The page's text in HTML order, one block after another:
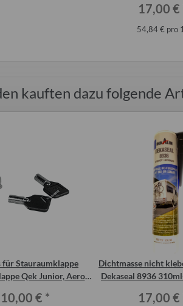
17,00 €
54,84 € pro
kauften dazu folgende
für Stauraumklappe
Qek Junior, Aero
10,00 € *
Dichtmasse nicht
Dekaseal 8936
17,00 €
ATF vollsynthetic
Getriebeöl, 1 Liter
12,00 €*
12,00 € pro 1 l